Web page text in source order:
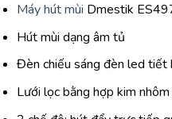
Máy hút mùi Dmestik
Hút mùi dạng âm tủ
Đèn chiếu sáng đèn led tiết
Lưới lọc bằng hợp kim